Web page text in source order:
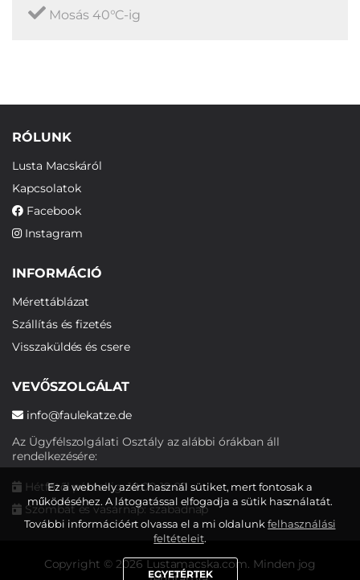
Mosás 40°C-ig
RÓLUNK
Lusta Macskáról
Kapcsolatok
Facebook
Instagram
INFORMÁCIÓ
Mérettáblázat
Szállítás és fizetés
Visszaküldés és csere
VEVŐSZOLGÁLAT
info@faulekatze.de
Az Ügyfélszolgálati Osztály az alábbi órákban áll
rendelkezésére:
Hétfőtől péntekig: 10:00-19:00
Szombat és vasárnap: szabadnap
Copyright © 2026 Lustamacska.com. Minden jog
Ez a webhely azért használ sütiket, mert fontosak a
működéséhez. A látogatással elfogadja a sütik használatát.
További információért olvassa el a mi oldalunkfelhasználási
feltételeit.
EGYETÉRTEK